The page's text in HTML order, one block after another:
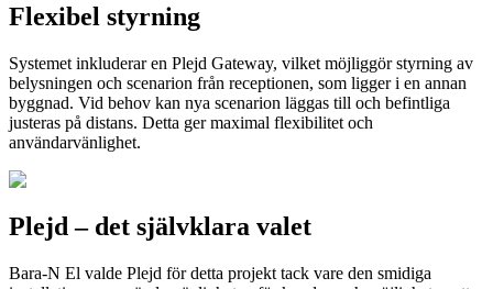
Flexibel styrning
Systemet inkluderar en Plejd Gateway, vilket möjliggör styrning av
belysningen och scenarion från receptionen, som ligger i en annan
byggnad. Vid behov kan nya scenarion läggas till och befintliga
justeras på distans. Detta ger maximal flexibilitet och
användarvänlighet.
Plejd – det självklara valet
Bara-N El valde Plejd för detta projekt tack vare den smidiga